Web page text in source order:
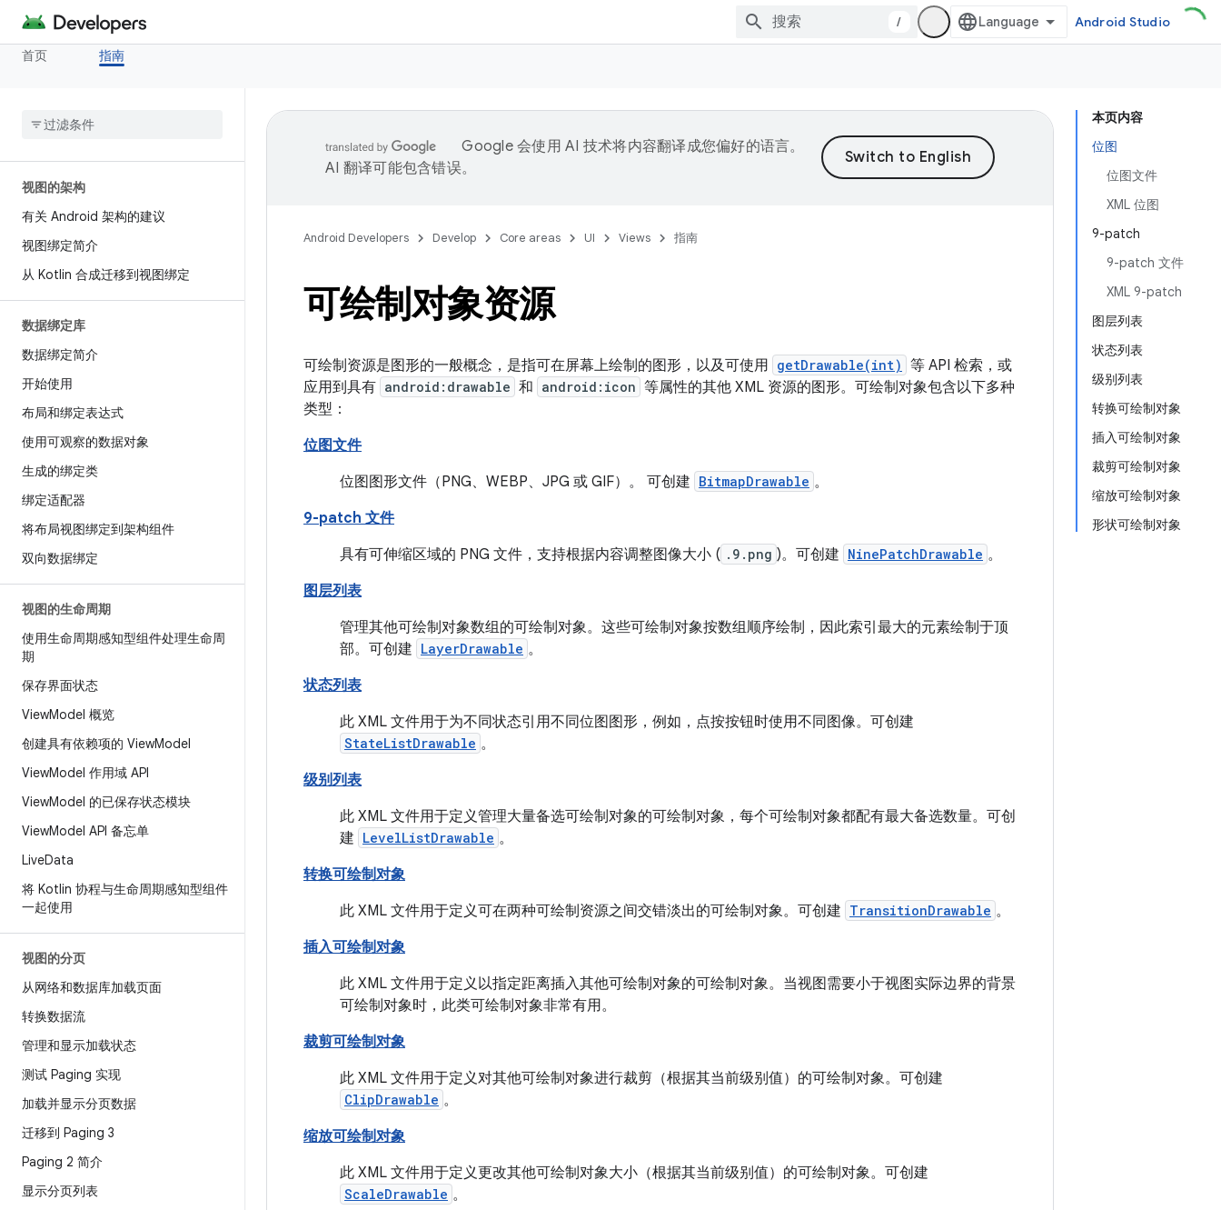
/ Android Studio
首页 指南
视图的架构
有关 Android 架构的建议
视图绑定简介
从 Kotlin 合成迁移到视图绑定
数据绑定库
数据绑定简介
开始使用
布局和绑定表达式
使用可观察的数据对象
生成的绑定类
绑定适配器
将布局视图绑定到架构组件
双向数据绑定
视图的生命周期
使用生命周期感知型组件处理生命周
期
保存界面状态
ViewModel 概览
创建具有依赖项的 ViewModel
ViewModel 作用域 API
ViewModel 的已保存状态模块
ViewModel API 备忘单
LiveData
将 Kotlin 协程与生命周期感知型组件
一起使用
视图的分页
从网络和数据库加载页面
转换数据流
管理和显示加载状态
测试 Paging 实现
加载并显示分页数据
迁移到 Paging 3
Paging 2 简介
显示分页列表
本页内容
位图
位图文件
XML 位图
9-patch
9-patch 文件
XML 9-patch
图层列表
状态列表
级别列表
转换可绘制对象
插入可绘制对象
裁剪可绘制对象
缩放可绘制对象
形状可绘制对象
Google 会使用 AI 技术将内容翻译成您偏好的语言。
AI 翻译可能包含错误。
Android Developers Develop Core areas UI Views 指南
可绘制对象资源
可绘制资源是图形的一般概念，是指可在屏幕上绘制的图形，以及可使用 getDrawable(int) 等 API 检索，或
应用到具有 android:drawable 和 android:icon 等属性的其他 XML 资源的图形。可绘制对象包含以下多种
类型：
位图文件
位图图形文件（PNG、WEBP、JPG 或 GIF）。 可创建 BitmapDrawable 。
9-patch 文件
具有可伸缩区域的 PNG 文件，支持根据内容调整图像大小 ( .9.png )。可创建 NinePatchDrawable 。
图层列表
管理其他可绘制对象数组的可绘制对象。这些可绘制对象按数组顺序绘制，因此索引最大的元素绘制于顶
部。可创建 LayerDrawable 。
状态列表
此 XML 文件用于为不同状态引用不同位图图形，例如，点按按钮时使用不同图像。可创建
StateListDrawable 。
级别列表
此 XML 文件用于定义管理大量备选可绘制对象的可绘制对象，每个可绘制对象都配有最大备选数量。可创
建 LevelListDrawable 。
转换可绘制对象
此 XML 文件用于定义可在两种可绘制资源之间交错淡出的可绘制对象。可创建 TransitionDrawable 。
插入可绘制对象
此 XML 文件用于定义以指定距离插入其他可绘制对象的可绘制对象。当视图需要小于视图实际边界的背景
可绘制对象时，此类可绘制对象非常有用。
裁剪可绘制对象
此 XML 文件用于定义对其他可绘制对象进行裁剪（根据其当前级别值）的可绘制对象。可创建
ClipDrawable 。
缩放可绘制对象
此 XML 文件用于定义更改其他可绘制对象大小（根据其当前级别值）的可绘制对象。可创建
ScaleDrawable 。